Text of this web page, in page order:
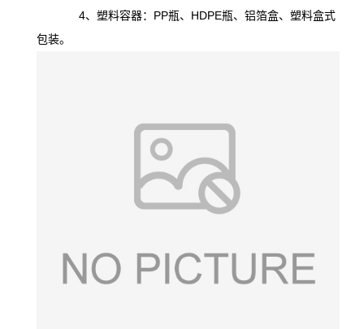
4、塑料容器：PP瓶、HDPE瓶、铝箔盒、塑料盒式
包装。